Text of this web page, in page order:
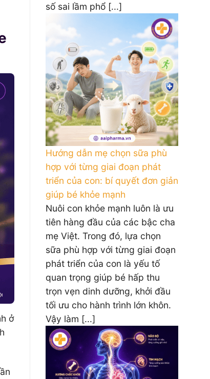
ở
số sai lầm phổ [...]
Hướng dẫn mẹ chọn sữa phù
hợp với từng giai đoạn phát
triển của con: bí quyết đơn giản
giúp bé khỏe mạnh
Nuôi con khỏe mạnh luôn là ưu
tiên hàng đầu của các bậc cha
mẹ Việt. Trong đó, lựa chọn
sữa phù hợp với từng giai đoạn
phát triển của con là yếu tố
quan trọng giúp bé hấp thu
trọn vẹn dinh dưỡng, khởi đầu
tối ưu cho hành trình lớn khôn.
Vậy làm [...]